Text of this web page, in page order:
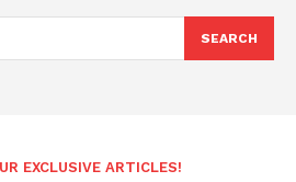
SEARCH
EXCLUSIVE ARTICLES!